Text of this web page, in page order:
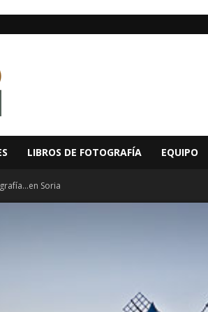
LIBROS DE FOTOGRAFÍA EQUIPO
Soria